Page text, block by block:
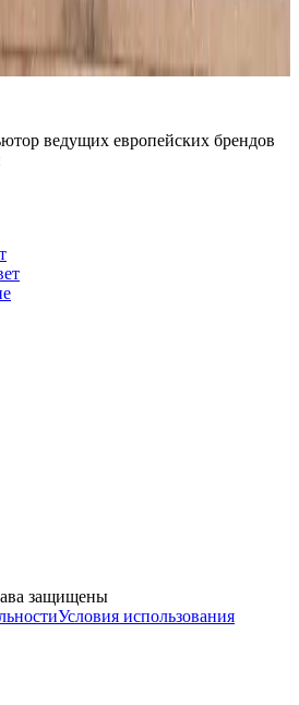
России. Оригинальная продукция
и подбор: Telegram, Max.
ведущих европейских брендов
защищены
Условия использования